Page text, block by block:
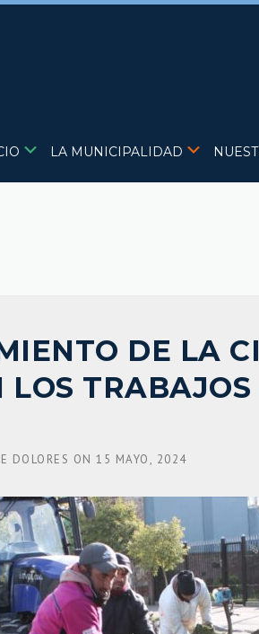
LA MUNICIPALIDAD
DE LA
TRABAJOS
DOLORES ON 15 MAYO, 2024